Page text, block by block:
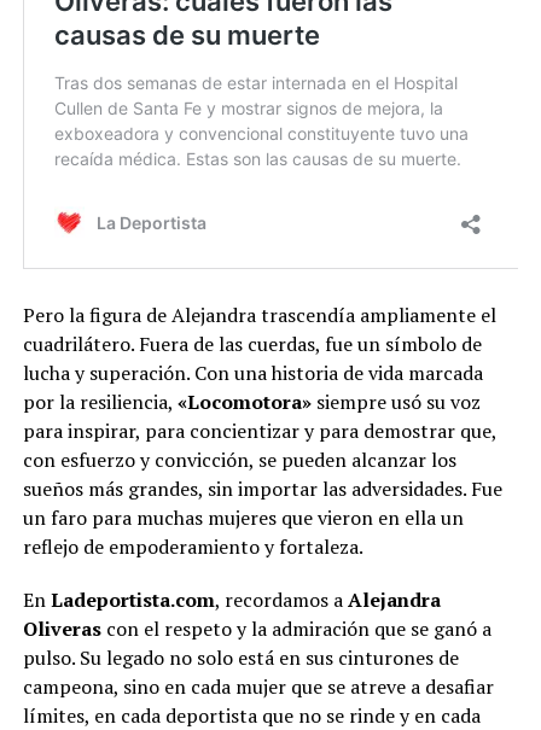
Pero la figura de Alejandra trascendía ampliamente el
cuadrilátero. Fuera de las cuerdas, fue un símbolo de
lucha y superación. Con una historia de vida marcada
por la resiliencia, «Locomotora»siempre usó su voz
para inspirar, para concientizar y para demostrar que,
con esfuerzo y convicción, se pueden alcanzar los
sueños más grandes, sin importar las adversidades. Fue
un faro para muchas mujeres que vieron en ella un
reflejo de empoderamiento y fortaleza.
EnLadeportista.com, recordamos aAlejandra
Oliverascon el respeto y la admiración que se ganó a
pulso. Su legado no solo está en sus cinturones de
campeona, sino en cada mujer que se atreve a desafiar
límites, en cada deportista que no se rinde y en cada